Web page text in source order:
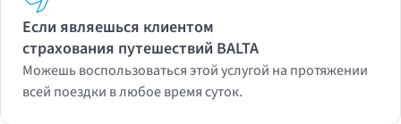
Если являешься клиентом
страхования путешествий BALTA
Можешь воспользоваться этой услугой на протяжении
всей поездки в любое время суток.